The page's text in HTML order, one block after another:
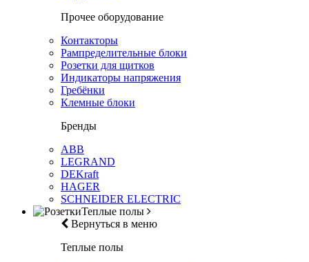
Прочее оборудование
Контакторы
Рампределительные блоки
Розетки для щитков
Индикаторы напряжения
Гребёнки
Клемные блоки
Бренды
ABB
LEGRAND
DEKraft
HAGER
SCHNEIDER ELECTRIC
Теплые полы
Вернуться в меню
Теплые полы